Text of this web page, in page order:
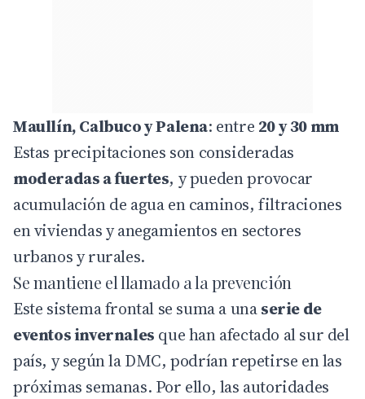
Maullín, Calbuco y Palena: entre 20 y 30 mm
Estas precipitaciones son consideradas
moderadas a fuertes, y pueden provocar
acumulación de agua en caminos, filtraciones
en viviendas y anegamientos en sectores
urbanos y rurales.
Se mantiene el llamado a la prevención
Este sistema frontal se suma a unaserie de
eventos invernales que han afectado al sur del
país, y según la DMC, podrían repetirse en las
próximas semanas. Por ello, las autoridades